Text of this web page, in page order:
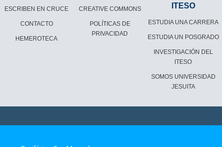
ESCRIBEN EN CRUCE
CONTACTO
HEMEROTECA
CREATIVE COMMONS
POLÍTICAS DE
PRIVACIDAD
ITESO
ESTUDIA UNA CARRERA
ESTUDIA UN POSGRADO
INVESTIGACIÓN DEL
ITESO
SOMOS UNIVERSIDAD
JESUITA